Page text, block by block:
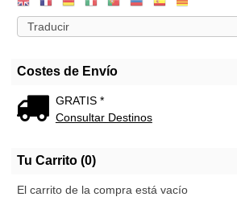
Costes de Envío
GRATIS *
Consultar Destinos
Tu Carrito (0)
El carrito de la compra está vacío